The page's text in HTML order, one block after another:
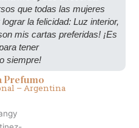
que todas las mujeres
la felicidad: Luz interior,
mis cartas preferidas! ¡Es
tener
siempre!
Prefumo
– Argentina